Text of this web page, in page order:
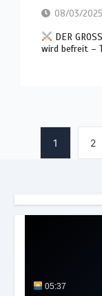
08/03/2025
DER
wird befreit –
1 2
05:37